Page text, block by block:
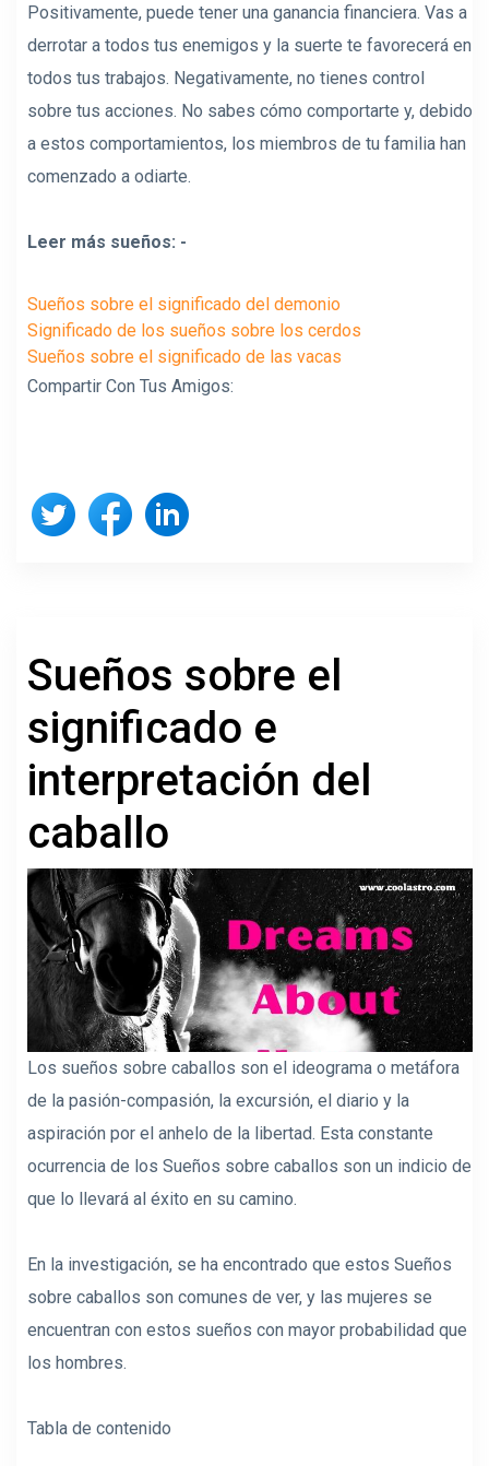
Positivamente, puede tener una ganancia financiera. Vas a
derrotar a todos tus enemigos y la suerte te favorecerá en
todos tus trabajos. Negativamente, no tienes control
sobre tus acciones. No sabes cómo comportarte y, debido
a estos comportamientos, los miembros de tu familia han
comenzado a odiarte.
Leer más sueños: -
Sueños sobre el significado del demonio
Significado de los sueños sobre los cerdos
Sueños sobre el significado de las vacas
Compartir Con Tus Amigos:
Sueños sobre el
significado e
interpretación del
caballo
Los sueños sobre caballos son el ideograma o metáfora
de la pasión-compasión, la excursión, el diario y la
aspiración por el anhelo de la libertad. Esta constante
ocurrencia de los Sueños sobre caballos son un indicio de
que lo llevará al éxito en su camino.
En la investigación, se ha encontrado que estos Sueños
sobre caballos son comunes de ver, y las mujeres se
encuentran con estos sueños con mayor probabilidad que
los hombres.
Tabla de contenido